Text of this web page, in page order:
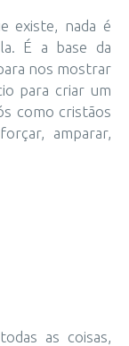
existe, nada é
É a base da
nos mostrar
para criar um
como cristãos
amparar,
as coisas,